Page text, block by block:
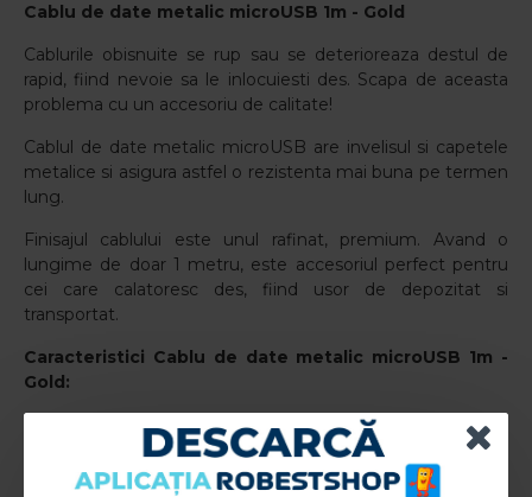
Cablu de date metalic microUSB 1m - Gold
Cablurile obisnuite se rup sau se deterioreaza destul de
rapid, fiind nevoie sa le inlocuiesti des. Scapa de aceasta
problema cu un accesoriu de calitate!
Cablul de date metalic microUSB are invelisul si capetele
metalice si asigura astfel o rezistenta mai buna pe termen
lung.
Finisajul cablului este unul rafinat, premium. Avand o
lungime de doar 1 metru, este accesoriul perfect pentru
cei care calatoresc des, fiind usor de depozitat si
transportat.
Caracteristici Cablu de date metalic microUSB 1m -
Gold :
Tip: Cablu de date+Incarcare
Conexiune: USB-microUSB